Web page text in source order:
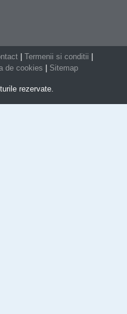
| Termenii si conditii |
de cookies | Sitemap
rezervate.